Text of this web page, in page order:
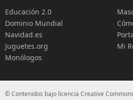
Educación 2.0
Dominio Mundial
Navidad.es
Juguetes.org
Monólogos
Mi
© Contenidos bajo licencia Creative